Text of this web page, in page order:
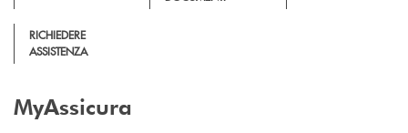
RICHIEDERE
ASSISTENZA
MyAssicura